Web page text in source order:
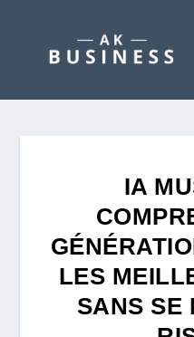
IA
LES
SANS SE